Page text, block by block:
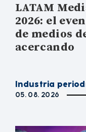
LATAM
2026: el
de medios
acercando
Industria
05. 08. 2026